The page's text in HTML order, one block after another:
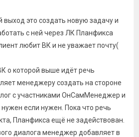
это создать новую задачу и
с ней через ЛК Планфикса
любит ВК и не уважает почту(
о которой выше идёт речь
менеджеру создать на стороне
с участниками ОнСамМенеджер и
если нужен. Пока что речь
Планфикса ещё не задействован.
диалога менеджер добавляет в